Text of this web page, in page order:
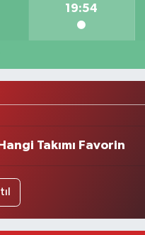
19:54
Takımı Favorin